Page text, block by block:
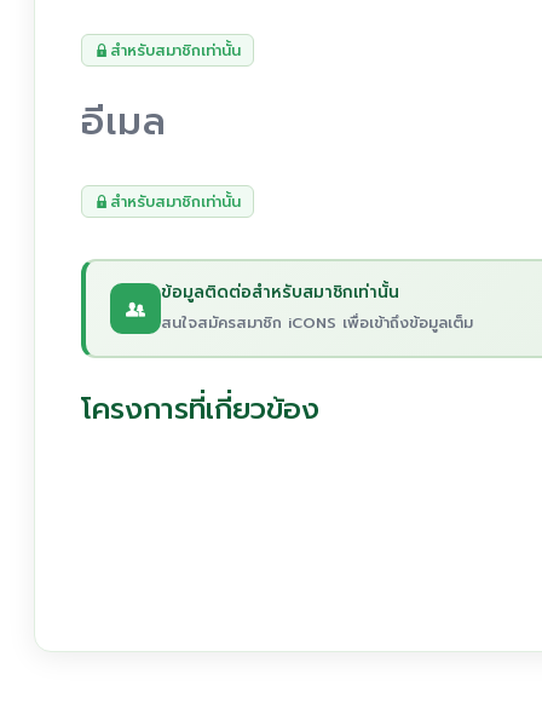
สำหรับสมาชิกเท่านั้น
อีเมล
สำหรับสมาชิกเท่านั้น
ข้อมูลติดต่อสำหรับสมาชิกเท่านั้น
สนใจสมัครสมาชิก iCONS เพื่อเข้าถึงข้อมูลเต็ม
โครงการที่เกี่ยวข้อง